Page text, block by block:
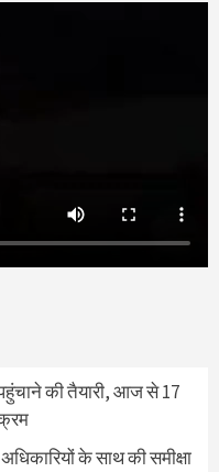
की तैयारी, आज से 17
के साथ की समीक्षा